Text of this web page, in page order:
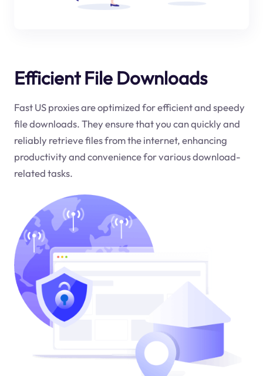
Efficient File Downloads
Fast US proxies are optimized for efficient and speedy
file downloads. They ensure that you can quickly and
reliably retrieve files from the internet, enhancing
productivity and convenience for various download-
related tasks.